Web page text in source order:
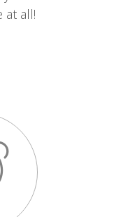
at all!